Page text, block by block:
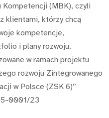
Kompetencji (MBK), czyli
klientami, którzy chcą
kompetencje,
i plany rozwoju.
w ramach projektu
rozwoju Zintegrowanego
w Polsce (ZSK 6)”
0001/23